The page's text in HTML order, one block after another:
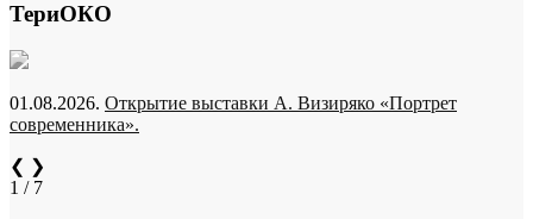
ТериОКО
01.08.2026. Открытие выставки А. Визиряко «Портрет
современника».
❮ ❯
1 / 7